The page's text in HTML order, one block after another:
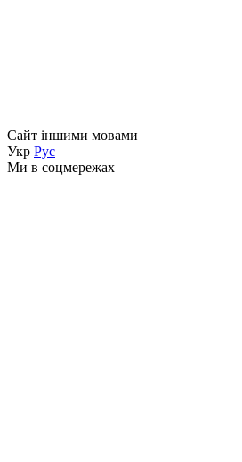
Сайт іншими мовами
Укр Рус
Ми в соцмережах